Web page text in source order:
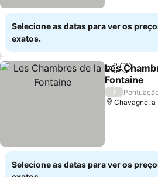
Selecione as datas para ver os
exatos.
Partilhar
Les
Fontaine
Ver preços
/
Chavagne, a
Selecione as datas para ver os